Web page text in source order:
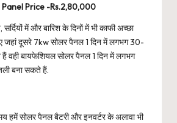
Price -Rs.2,80,000
में और बारिश के दिनों में भी काफी अच्छा
जहां दूसरे 7kw सोलर पैनल 1 दिन में लगभग 30-
हैं वही बायफेशियल सोलर पैनल 1 दिन में लगभग
बना सकते हैं.
हमें सोलर पैनल बैटरी और इनवर्टर के अलावा भी